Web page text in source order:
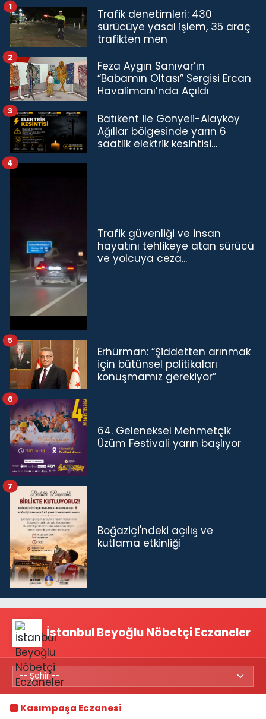
Trafik denetimleri: 430
sürücüye yasal işlem, 35 araç
trafikten men
1
Feza Aygın Sanıvar’ın
“Babamın Oltası” Sergisi Ercan
Havalimanı’nda Açıldı
2
Batıkent ile Gönyeli-Alayköy
Ağıllar bölgesinde yarın 6
saatlik elektrik kesintisi…
3
Trafik güvenliği ve insan
hayatını tehlikeye atan sürücü
ve yolcuya ceza...
4
Erhürman: “Şiddetten arınmak
için bütünsel politikaları
konuşmamız gerekiyor”
5
64. Geleneksel Mehmetçik
Üzüm Festivali yarın başlıyor
6
Boğaziçi'ndeki açılış ve
kutlama etkinliği
7
İstanbul Beyoğlu Nöbetçi Eczaneler
Kasımpaşa Eczanesi